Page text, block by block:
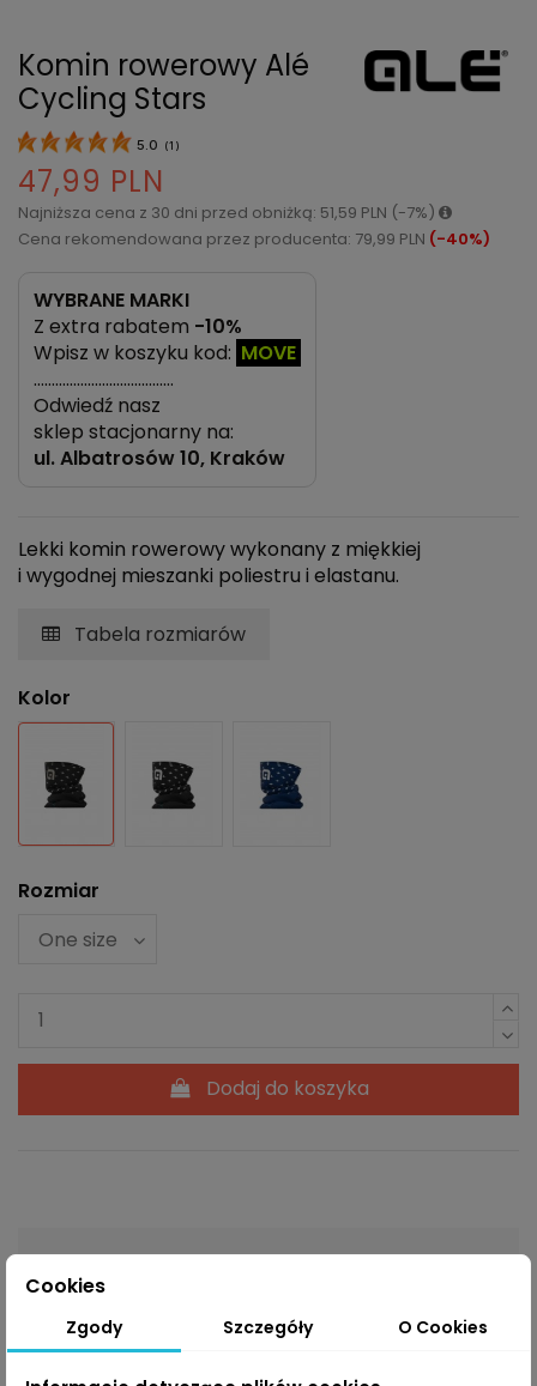
Komin rowerowy Alé
Cycling Stars
5.0 (1 )
47,99 PLN
Najniższa cena z 30 dni przed obniżką: 51,59 PLN (-7%)
Cena rekomendowana przez producenta: 79,99 PLN (-40%)
WYBRANE MARKI
Z extra rabatem -10%
Wpisz w koszyku kod: MOVE
…………………………………
Odwiedź nasz
sklep stacjonarny na:
ul.Albatrosów 10, Kraków
Lekki komin rowerowy wykonany z miękkiej
i wygodnej mieszanki poliestru i elastanu.
Tabela rozmiarów
Kolor
Czarno-BiałyBiało-niebieski
Rozmiar
Dodaj do koszyka
Alé Cycling Stars to komin rowerowy, który łączy w
Cookies
Zgody Szczegóły O Cookies